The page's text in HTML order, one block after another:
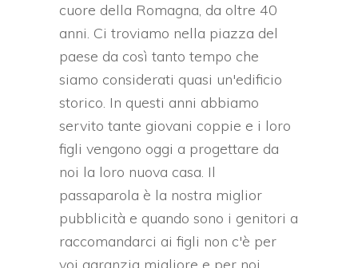
cuore della Romagna, da oltre 40
anni. Ci troviamo nella piazza del
paese da così tanto tempo che
siamo considerati quasi un'edificio
storico. In questi anni abbiamo
servito tante giovani coppie e i loro
figli vengono oggi a progettare da
noi la loro nuova casa. Il
passaparola è la nostra miglior
pubblicità e quando sono i genitori a
raccomandarci ai figli non c'è per